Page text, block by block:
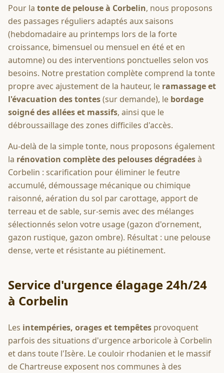
Pour la tonte de pelouse à Corbelin, nous proposons
des passages réguliers adaptés aux saisons
(hebdomadaire au printemps lors de la forte
croissance, bimensuel ou mensuel en été et en
automne) ou des interventions ponctuelles selon vos
besoins. Notre prestation complète comprend la tonte
propre avec ajustement de la hauteur, le ramassage et
l'évacuation des tontes(sur demande), le bordage
soigné des allées et massifs, ainsi que le
débroussaillage des zones difficiles d'accès.
Au-delà de la simple tonte, nous proposons également
la rénovation complète des pelouses dégradéesà
Corbelin : scarification pour éliminer le feutre
accumulé, démoussage mécanique ou chimique
raisonné, aération du sol par carottage, apport de
terreau et de sable, sur-semis avec des mélanges
sélectionnés selon votre usage (gazon d'ornement,
gazon rustique, gazon ombre). Résultat : une pelouse
dense, verte et résistante au piétinement.
Service d'urgence élagage 24h/24
à Corbelin
Les intempéries, orages et tempêtes provoquent
parfois des situations d'urgence arboricole à Corbelin
et dans toute l'Isère. Le couloir rhodanien et le massif
de Chartreuse exposent nos communes à des